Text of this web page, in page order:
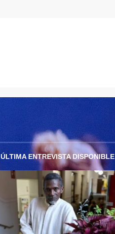
ÚLTIMA ENTREVISTA DISPONIBLE